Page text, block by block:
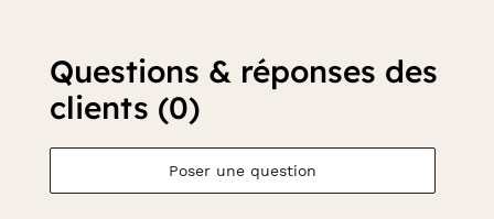
Questions & réponses des
clients (0)
Poser une question